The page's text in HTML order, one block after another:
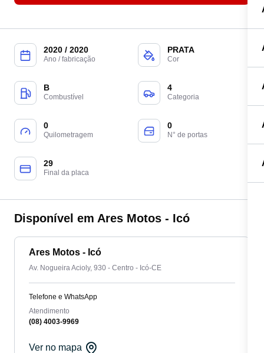
2020 / 2020
Ano / fabricação
PRATA
Cor
B
Combustível
4
Categoria
0
Quilometragem
0
N° de portas
29
Final da placa
Disponível em Ares Motos - Icó
Ares Motos - Icó
Av. Nogueira Acioly, 930 - Centro - Icó-CE
Telefone e WhatsApp
Atendimento
(08) 4003-9969
Ver no mapa